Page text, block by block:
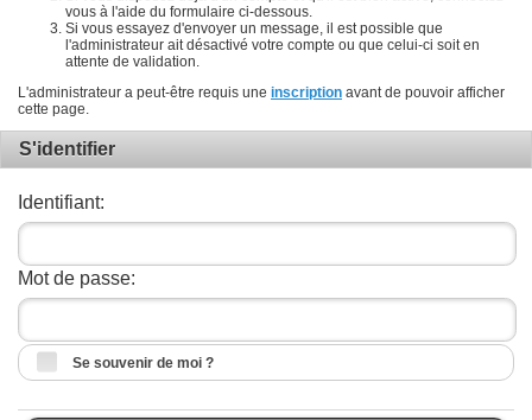
vous à l'aide du formulaire ci-dessous.
Si vous essayez d'envoyer un message, il est possible que
l'administrateur ait désactivé votre compte ou que celui-ci soit en
attente de validation.
L'administrateur a peut-être requis une inscription avant de pouvoir afficher
cette page.
S'identifier
Identifiant:
Mot de passe:
Se souvenir de moi ?